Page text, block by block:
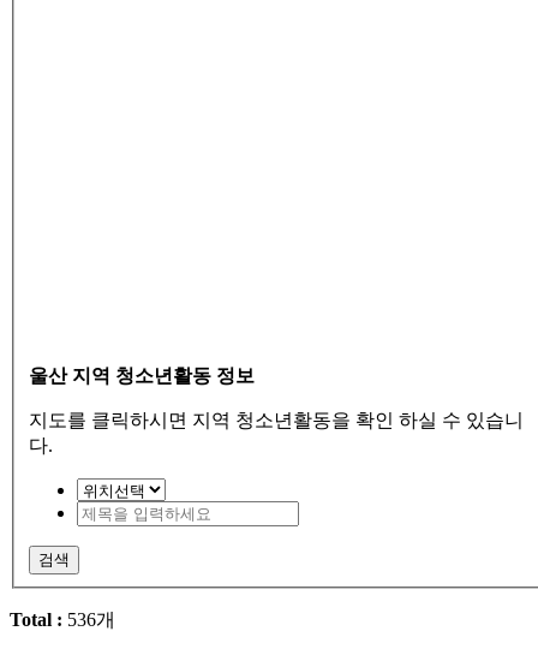
울산 지역 청소년활동 정보
지도를 클릭하시면 지역 청소년활동을 확인 하실 수 있습니
다.
검색
Total : 536개